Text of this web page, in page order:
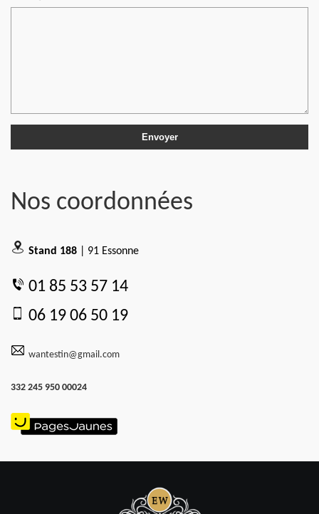
Nos coordonnées
Stand 188 | 91 Essonne
01 85 53 57 14
06 19 06 50 19
wantestin@gmail.com
332 245 950 00024